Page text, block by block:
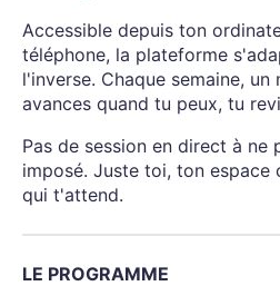
Accessible depuis ton
téléphone, la plateforme
l'inverse. Chaque semaine, un
avances quand tu peux, tu
Pas de session en direct à ne
imposé. Juste toi, ton espace
qui t'attend.
LE PROGRAMME